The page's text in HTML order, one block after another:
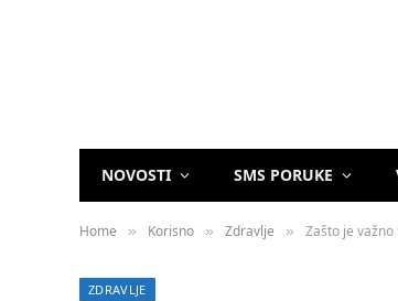
NOVOSTI SMS PORUKE
Home » Korisno » Zdravlje » Zašto je
ZDRAVLJE